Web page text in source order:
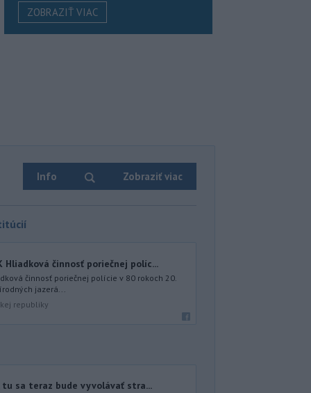
ZOBRAZIŤ VIAC
Info Zobraziť viac
Hliadková činnosť poriečnej políc...
činnosť poriečnej polície v 80 rokoch 20.
jazerá...
republiky
sa teraz bude vyvolávať stra...